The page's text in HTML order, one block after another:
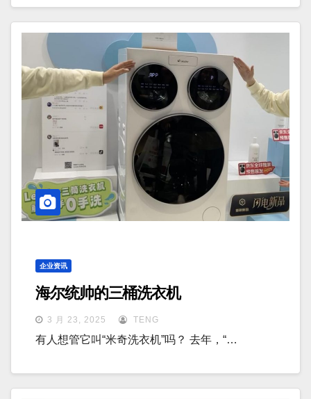
企业资讯
海尔统帅的三桶洗衣机
3 月 23, 2025 TENG
有人想管它叫“米奇洗衣机”吗？ 去年，“…